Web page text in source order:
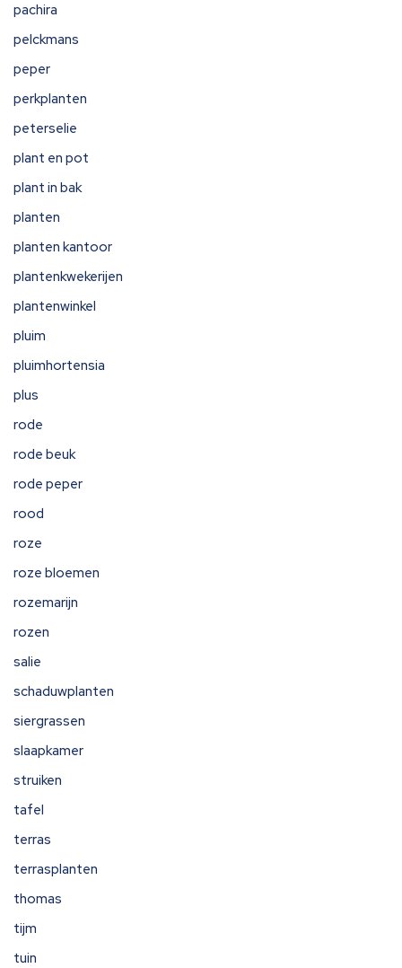
pachira
pelckmans
peper
perkplanten
peterselie
plant en pot
plant in bak
planten
planten kantoor
plantenkwekerijen
plantenwinkel
pluim
pluimhortensia
plus
rode
rode beuk
rode peper
rood
roze
roze bloemen
rozemarijn
rozen
salie
schaduwplanten
siergrassen
slaapkamer
struiken
tafel
terras
terrasplanten
thomas
tijm
tuin